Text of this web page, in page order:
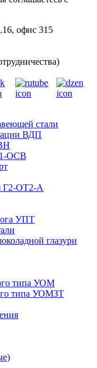
офис 315
стали
ВДП
ОСВ
Г2-ОТ2-А
УПТ
глазури
типа УОМ
типа УОМЗТ